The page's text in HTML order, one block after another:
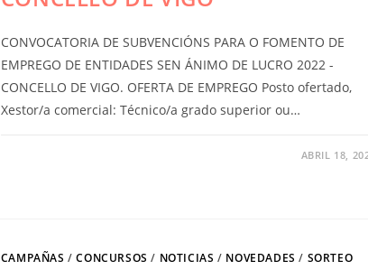
CONVOCATORIA DE SUBVENCIÓNS PARA O FOMENTO DE
EMPREGO DE ENTIDADES SEN ÁNIMO DE LUCRO 2022 -
CONCELLO DE VIGO. OFERTA DE EMPREGO Posto ofertado,
Xestor/a comercial: Técnico/a grado superior ou…
ABRIL 18,
CAMPAÑAS /CONCURSOS / NOTICIAS / NOVEDADES / SORTEO